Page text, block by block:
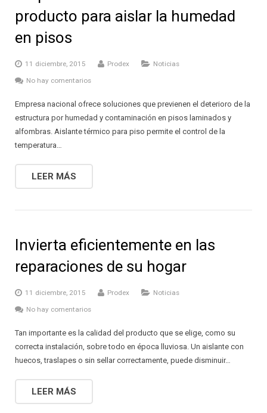
producto para aislar la humedad
en pisos
11 diciembre, 2015 Prodex
Noticias
No hay comentarios
Empresa nacional ofrece soluciones que previenen el deterioro de la
estructura por humedad y contaminación en pisos laminados y
alfombras. Aislante térmico para piso permite el control de la
temperatura…
LEER MÁS
Invierta eficientemente en las
reparaciones de su hogar
11 diciembre, 2015 Prodex
Noticias
No hay comentarios
Tan importante es la calidad del producto que se elige, como su
correcta instalación, sobre todo en época lluviosa. Un aislante con
huecos, traslapes o sin sellar correctamente, puede disminuir…
LEER MÁS